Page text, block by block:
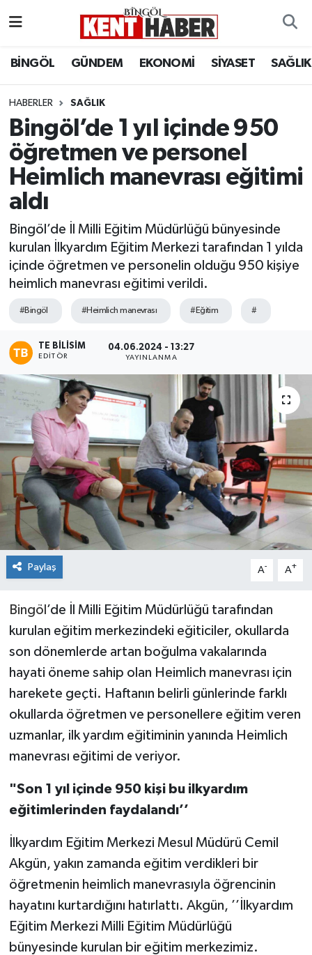
BİNGÖL GÜNDEM EKONOMİ SİYASET SAĞLIK
HABERLER SAĞLIK
Bingöl’de 1 yıl içinde 950
öğretmen ve personel
Heimlich manevrası eğitimi
aldı
Bingöl’de İl Milli Eğitim Müdürlüğü bünyesinde
kurulan İlkyardım Eğitim Merkezi tarafından 1 yılda
içinde öğretmen ve personelin olduğu 950 kişiye
heimlich manevrası eğitimi verildi.
#Bingöl #Heimlich manevrası #Eğitim #
TE BILISIM
EDITÖR
04.06.2024 - 13:27
YAYINLANMA
Paylaş A- A+
Bingöl ’de İl Milli Eğitim Müdürlüğü tarafından
kurulan eğitim merkezindeki eğiticiler, okullarda
son dönemlerde artan boğulma vakalarında
hayati öneme sahip olan Heimlich manevrası için
harekete geçti. Haftanın belirli günlerinde farklı
okullarda öğretmen ve personellere eğitim veren
uzmanlar, ilk yardım eğitiminin yanında Heimlich
manevrası eğitimi de veriyor.
"Son 1 yıl içinde 950 kişi bu ilkyardım
eğitimlerinden faydalandı’’
İlkyardım Eğitim Merkezi Mesul Müdürü Cemil
Akgün, yakın zamanda eğitim verdikleri bir
öğretmenin heimlich manevrasıyla öğrencinin
hayatını kurtardığını hatırlattı. Akgün, ’’İlkyardım
Eğitim Merkezi Milli Eğitim Müdürlüğü
bünyesinde kurulan bir eğitim merkezimiz.
BİLİM-TEKNOLOJİ
DÜNYA
EĞİTİM
EKONOMİ
GENÇ
GÜNDEM
MERKEZ
RESMİ İLANLAR
SAĞLIK
SİYASET
SOLHAN
SPOR
Bingöl Hava Durumu
Bingöl Namaz Vakitleri
Bingöl Trafik Yoğunluk Haritası
Süper Lig Puan Durumu ve Fikstür
Tüm Manşetler
Son Dakika Haberleri